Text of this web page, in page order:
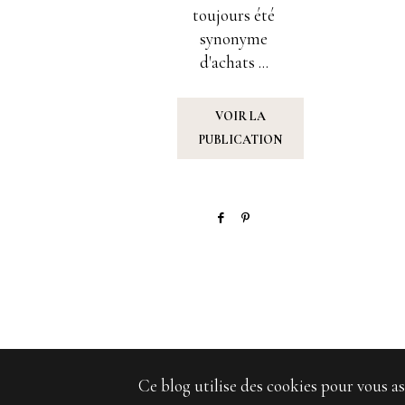
toujours été
synonyme
d'achats ...
VOIR LA
PUBLICATION
Ce blog utilise des cookies pour vous